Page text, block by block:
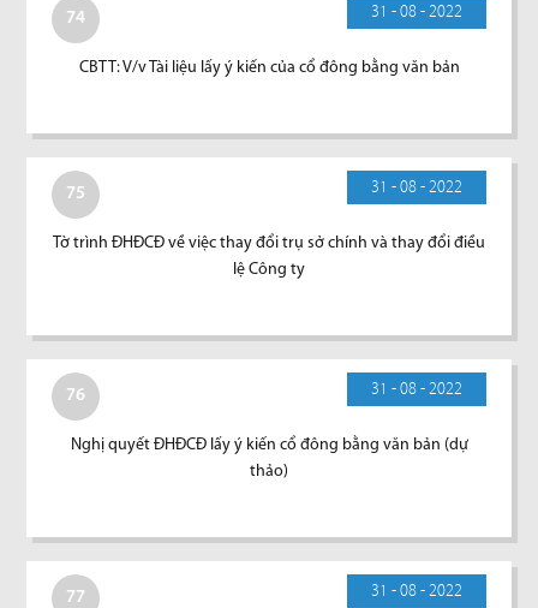
74 31 - 08 - 2022
CBTT: V/v Tài liệu lấy ý kiến của cổ đông bằng văn bản
75 31 - 08 - 2022
Tờ trình ĐHĐCĐ về việc thay đổi trụ sở chính và thay đổi điều
lệ Công ty
76 31 - 08 - 2022
Nghị quyết ĐHĐCĐ lấy ý kiến cổ đông bằng văn bản (dự
thảo)
77 31 - 08 - 2022